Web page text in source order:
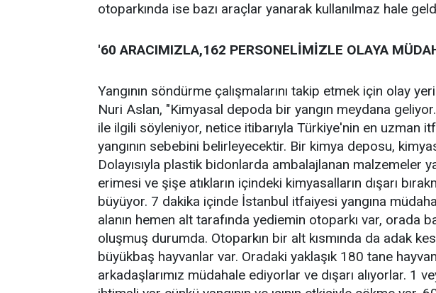
otoparkında ise bazı araçlar yanarak kullanılmaz hale
'60 ARACIMIZLA,162 PERSONELİMİZLE OLAYA
Yangının söndürme çalışmalarını takip etmek için olay
Nuri Aslan, "Kimyasal depoda bir yangın meydana
ile ilgili söyleniyor, netice itibarıyla Türkiye'nin en uzman
yangının sebebini belirleyecektir. Bir kimya deposu,
Dolayısıyla plastik bidonlarda ambalajlanan malzemeler
erimesi ve şişe atıkların içindeki kimyasalların dışarı
büyüyor. 7 dakika içinde İstanbul itfaiyesi yangına
alanın hemen alt tarafında yediemin otoparkı var, orada
oluşmuş durumda. Otoparkın bir alt kısmında da adak
büyükbaş hayvanlar var. Oradaki yaklaşık 180 tane
arkadaşlarımız müdahale ediyorlar ve dışarı alıyorlar. 1